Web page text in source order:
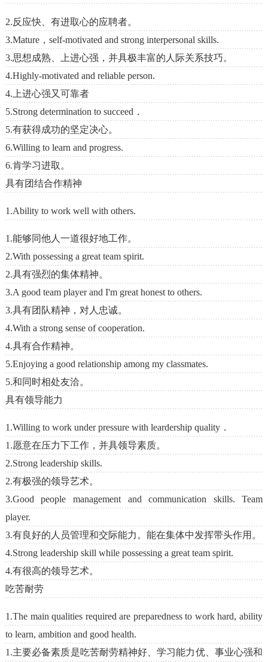
2.反应快、有进取心的应聘者。
3.Mature，self-motivated and strong interpersonal skills.
3.思想成熟、上进心强，并具极丰富的人际关系技巧。
4.Highly-motivated and reliable person.
4.上进心强又可靠者
5.Strong determination to succeed．
5.有获得成功的坚定决心。
6.Willing to learn and progress.
6.肯学习进取。
具有团结合作精神
1.Ability to work well with others.
1.能够同他人一道很好地工作。
2.With possessing a great team spirit.
2.具有强烈的集体精神。
3.A good team player and I'm great honest to others.
3.具有团队精神，对人忠诚。
4.With a strong sense of cooperation.
4.具有合作精神。
5.Enjoying a good relationship among my classmates.
5.和同时相处友洽。
具有领导能力
1.Willing to work under pressure with leardership quality．
1.愿意在压力下工作，并具领导素质。
2.Strong leadership skills.
2.有极强的领导艺术。
3.Good people management and communication skills. Team
player.
3.有良好的人员管理和交际能力。能在集体中发挥带头作用。
4.Strong leadership skill while possessing a great team spirit.
4.有很高的领导艺术。
吃苦耐劳
1.The main qualities required are preparedness to work hard, ability
to learn, ambition and good health.
1.主要必备素质是吃苦耐劳精神好、学习能力优、事业心强和